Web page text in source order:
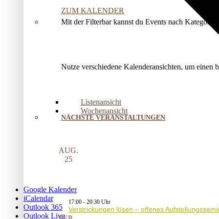
ZUM KALENDER
Mit der Filterbar kannst du Events nach
Nutze verschiedene Kalenderansichten, um einen
Listenansicht
Wochenansicht
NÄCHSTE VERANSTALTUNGEN
AUG.
25
17:00 - 20:30
Verstrickungen lösen – offenes
Google Kalender
iCalendar
Outlook 365
Outlook Live